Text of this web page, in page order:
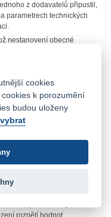
z dodavatelů připustil,
parametrech technických
nestanovení obecné
rozmezí výrobku
uvádí, že použití tohoto
případech a to jen za
provedený postupem
Zadavatel však
firmy, názvy nebo jména a
které platí pro určitou
patenty na vynálezy,
nebo označení původu
výhradně za pomocí
připouštět „kvalitativně a
veřejné zakázky Úřad
podmínky stanovit
rozpětí hodnot
cookies
k porozumění
budou uloženy